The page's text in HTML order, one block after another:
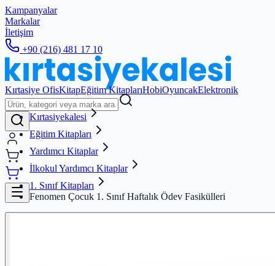
Kampanyalar
Markalar
İletişim
+90 (216) 481 17 10
Kırtasiye OfisKitapEğitim KitaplarıHobiOyuncakElektronik
Kırtasiyekalesi
Eğitim Kitapları
Yardımcı Kitaplar
İlkokul Yardımcı Kitaplar
1. Sınıf Kitapları
Fenomen Çocuk 1. Sınıf Haftalık Ödev Fasikülleri